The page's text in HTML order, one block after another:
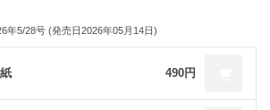
年5/28号 (発売日2026年05月14日)
紙 490円